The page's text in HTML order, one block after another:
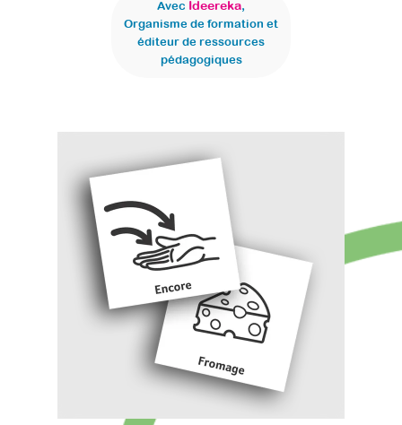
Avec Ideereka,
Organisme de formation et
éditeur de ressources
pédagogiques